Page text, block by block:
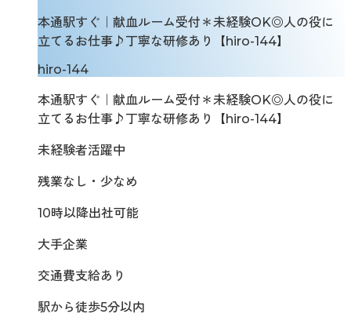
本通駅すぐ｜献血ルーム受付＊未経験OK◎人の役に
立てるお仕事♪丁寧な研修あり【hiro-144】
hiro-144
本通駅すぐ｜献血ルーム受付＊未経験OK◎人の役に
立てるお仕事♪丁寧な研修あり【hiro-144】
未経験者活躍中
残業なし・少なめ
10時以降出社可能
大手企業
交通費支給あり
駅から徒歩5分以内